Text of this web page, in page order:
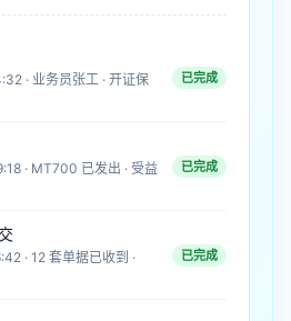
· 业务员张工 · 开证保
已完成
· MT700 已发出 · 受益
已完成
· 12 套单据已收到 ·
已完成